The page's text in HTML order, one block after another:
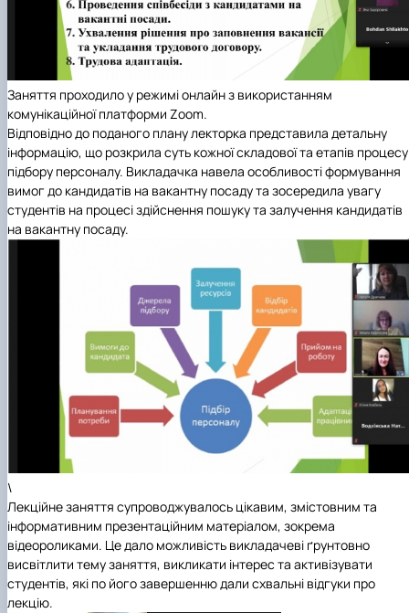
Заняття проходило у режимі онлайн з використанням
комунікаційної платформи Zoom.
Відповідно до поданого плану лекторка представила детальну
інформацію, що розкрила суть кожної складової та етапів процесу
підбору персоналу. Викладачка навела особливості формування
вимог до кандидатів на вакантну посаду та зосередила увагу
студентів на процесі здійснення пошуку та залучення кандидатів
на вакантну посаду.
\
Лекційне заняття супроводжувалось цікавим, змістовним та
інформативним презентаційним матеріалом, зокрема
відеороликами. Це дало можливість викладачеві ґрунтовно
висвітлити тему заняття, викликати інтерес та активізувати
студентів, які по його завершенню дали схвальні відгуки про
лекцію.